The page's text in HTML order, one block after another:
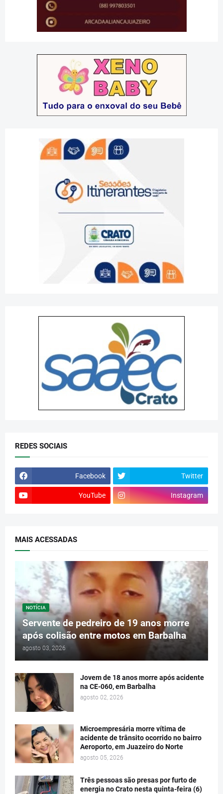
REDES SOCIAIS
Facebook Twitter
YouTube Instagram
MAIS ACESSADAS
NOTÍCIA
Servente de pedreiro de 19 anos morre
após colisão entre motos em Barbalha
agosto 03, 2026
Jovem de 18 anos morre após acidente
na CE-060, em Barbalha
agosto 02, 2026
Microempresária morre vítima de
acidente de trânsito ocorrido no bairro
Aeroporto, em Juazeiro do Norte
agosto 05, 2026
Três pessoas são presas por furto de
energia no Crato nesta quinta-feira (6)